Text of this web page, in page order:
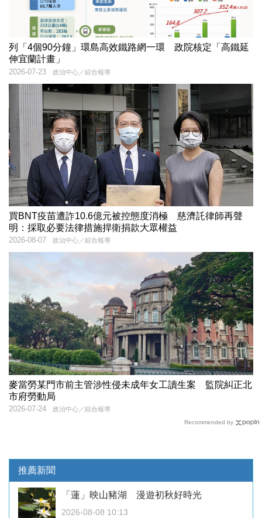
列「4個90分鐘」環島高效鐵路網一環 政院核定「高鐵延
伸宜蘭計畫」
政治中心／綜合報導
2026-07-23
買BNT疫苗遭詐10.6億元被控態度消極 慈濟託律師再聲
明：採取必要法律措施捍衛捐款大眾權益
政治中心／綜合報導
2026-08-07
麥當勞某門市前主管涉性侵未成年女工讀生案 監院糾正北
市府勞動局
政治中心／綜合報導
2026-07-24
Recommended by
推薦新聞
「蓮」映山豬湖 漫遊初秋好時光
2026-08-08 10:13